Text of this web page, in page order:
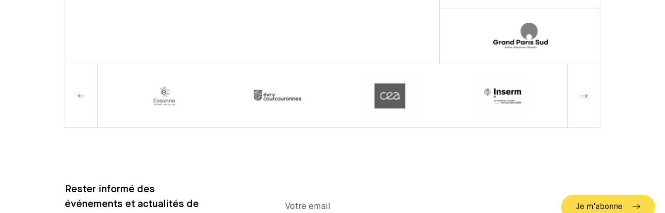
Rester informé des
événements et actualités de